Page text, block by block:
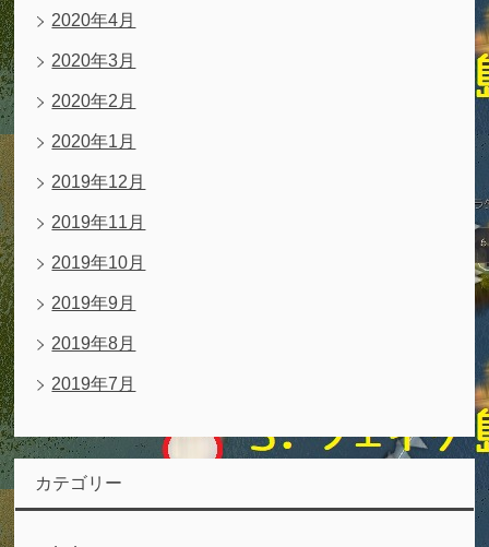
2020年4月
2020年3月
2020年2月
2020年1月
2019年12月
2019年11月
2019年10月
2019年9月
2019年8月
2019年7月
カテゴリー